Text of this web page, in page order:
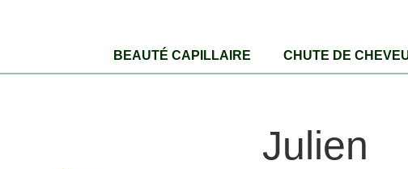
BEAUTÉ CAPILLAIRE CHUTE DE
Julien